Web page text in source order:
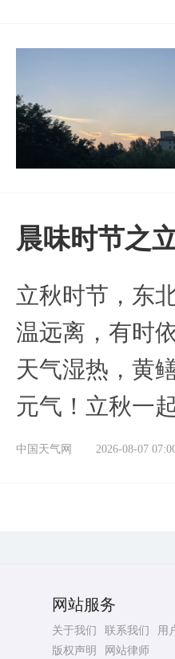
晨味时节之
立秋时节，东
温远离，有时
天气湿热，黄
元气！立秋一
中国天气网 2026-08-07
网站服务
关于我们 联系我们
用
版权声明
网站律师